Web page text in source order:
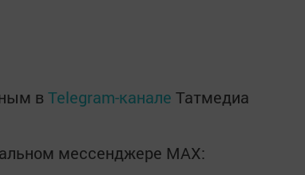
в Telegram-канале Татмедиа
мессенджере MАХ: